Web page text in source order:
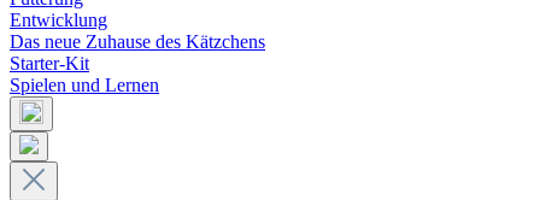
Entwicklung
Das neue Zuhause des Kätzchens
Starter-Kit
Spielen und Lernen